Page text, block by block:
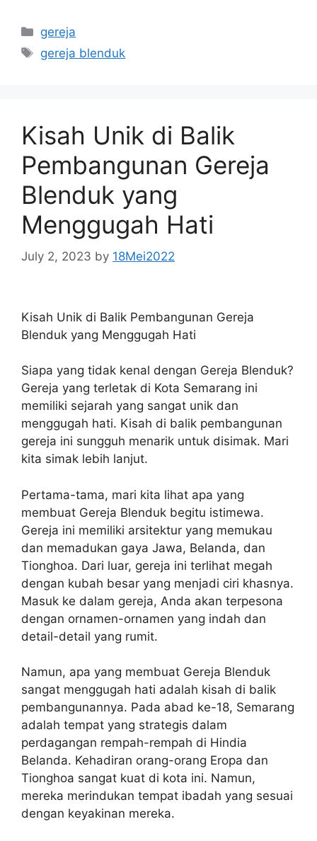
Categories
gereja
Tags
gereja blenduk
Kisah Unik di Balik
Pembangunan Gereja
Blenduk yang
Menggugah Hati
July 2, 2023 by 18Mei2022
Kisah Unik di Balik Pembangunan Gereja
Blenduk yang Menggugah Hati
Siapa yang tidak kenal dengan Gereja Blenduk?
Gereja yang terletak di Kota Semarang ini
memiliki sejarah yang sangat unik dan
menggugah hati. Kisah di balik pembangunan
gereja ini sungguh menarik untuk disimak. Mari
kita simak lebih lanjut.
Pertama-tama, mari kita lihat apa yang
membuat Gereja Blenduk begitu istimewa.
Gereja ini memiliki arsitektur yang memukau
dan memadukan gaya Jawa, Belanda, dan
Tionghoa. Dari luar, gereja ini terlihat megah
dengan kubah besar yang menjadi ciri khasnya.
Masuk ke dalam gereja, Anda akan terpesona
dengan ornamen-ornamen yang indah dan
detail-detail yang rumit.
Namun, apa yang membuat Gereja Blenduk
sangat menggugah hati adalah kisah di balik
pembangunannya. Pada abad ke-18, Semarang
adalah tempat yang strategis dalam
perdagangan rempah-rempah di Hindia
Belanda. Kehadiran orang-orang Eropa dan
Tionghoa sangat kuat di kota ini. Namun,
mereka merindukan tempat ibadah yang sesuai
dengan keyakinan mereka.